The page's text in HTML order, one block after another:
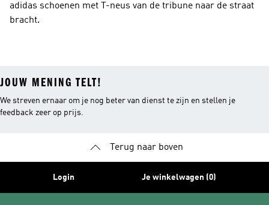
adidas schoenen met T-neus van de tribune naar de straat
bracht.
JOUW MENING TELT!
We streven ernaar om je nog beter van dienst te zijn en stellen je
feedback zeer op prijs.
Terug naar boven
Login Je winkelwagen (0)